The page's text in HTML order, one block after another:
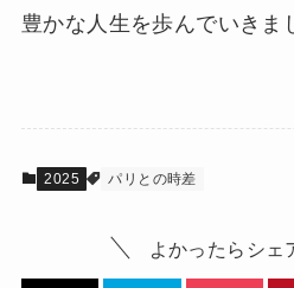
豊かな人生を歩んでいきま
2025 パリとの時差
よかったらシェ